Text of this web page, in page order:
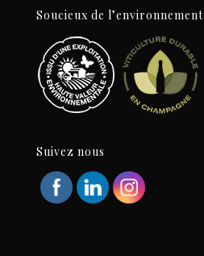
Soucieux de l’environnement
Suivez nous